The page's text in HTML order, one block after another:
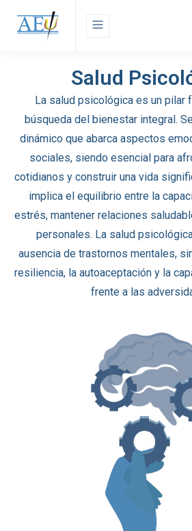
Salud
La salud psicológica es un pilar
búsqueda del bienestar integral.
dinámico que abarca aspectos
sociales, siendo esencial para
cotidianos y construir una vida
implica el equilibrio entre la
estrés, mantener relaciones
personales. La salud
ausencia de trastornos mentales,
resiliencia, la autoaceptación y la
frente a las